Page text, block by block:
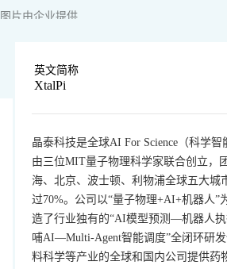
图片由企业提供
英文简称
XtalPi
晶泰科技是全球AI For Science（科学智
由三位MIT量子物理科学家联合创立，
海、北京、波士顿、利物浦全球五大城
过70%。公司以“量子物理+AI+机器人”
造了行业独有的“AI模型预测—机器人
哺AI—Multi-Agent智能调度”全闭环研
料科学等产业的全球和国内公司提供药